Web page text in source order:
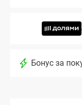
Бонус за